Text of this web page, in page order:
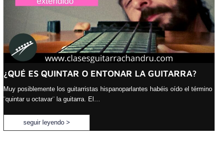
¿QUÉ ES QUINTAR O ENTONAR LA GUITARRA?
Muy posiblemente los guitarristas hispanoparlantes habéis oído el término
¨quintar u octavar¨ la guitarra. El…
seguir leyendo >